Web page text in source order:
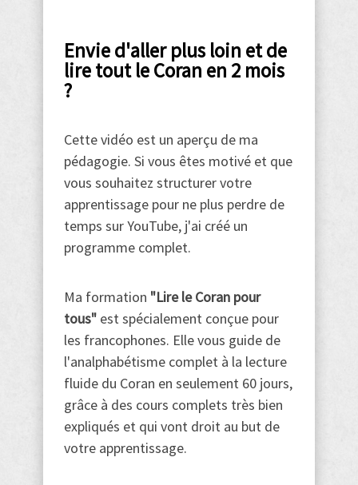
Envie d'aller plus loin et de
lire tout le Coran en 2 mois
?
Cette vidéo est un aperçu de ma
pédagogie. Si vous êtes motivé et que
vous souhaitez structurer votre
apprentissage pour ne plus perdre de
temps sur YouTube, j'ai créé un
programme complet.
Ma formation "Lire le Coran pour
tous" est spécialement conçue pour
les francophones. Elle vous guide de
l'analphabétisme complet à la lecture
fluide du Coran en seulement 60 jours,
grâce à des cours complets très bien
expliqués et qui vont droit au but de
votre apprentissage.